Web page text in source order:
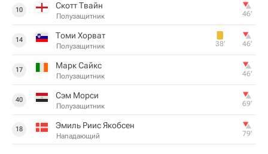
10 Скотт Твайн
Полузащитник 46‎’‎
14 Томи Хорват
Полузащитник 38‎’‎ 46‎’‎
17 Марк Сайкс
Полузащитник 46‎’‎
40 Сэм Морси
Полузащитник 69‎’‎
18 Эмиль Риис Якобсен
Нападающий 79‎’‎